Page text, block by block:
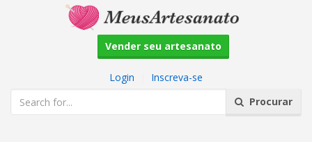
Vender seu artesanato
Login
Inscreva-se
Procurar